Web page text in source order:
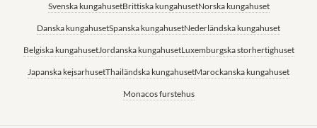
Svenska kungahusetBrittiska kungahusetNorska kungahuset
Danska kungahusetSpanska kungahusetNederländska kungahuset
Belgiska kungahusetJordanska kungahusetLuxemburgska storhertighuset
Japanska kejsarhusetThailändska kungahusetMarockanska kungahuset
Monacos furstehus